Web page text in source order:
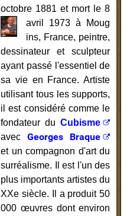
octobre 1881 et mort le 8
avril 1973 à Moug
ins, France, peintre,
dessinateur et sculpteur
ayant passé l'essentiel de
sa vie en France. Artiste
utilisant tous les supports,
il est considéré comme le
fondateur duCubisme
avec
Georges Braque
et un compagnon d'art du
surréalisme. Il est l'un des
plus importants artistes du
XXe siècle. Il a produit 50
000 œuvres dont environ